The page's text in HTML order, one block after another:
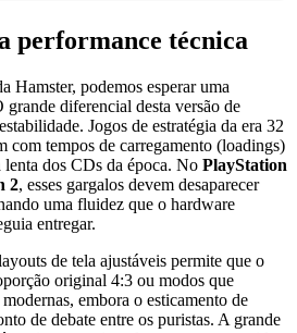
performance técnica
Hamster, podemos esperar uma
grande diferencial desta versão de
Jogos de estratégia da era 32
com tempos de carregamento (loadings)
dos CDs da época. No PlayStation
2, esses gargalos devem desaparecer
uma fluidez que o hardware
entregar.
de tela ajustáveis permite que o
original 4:3 ou modos que
embora o esticamento de
de debate entre os puristas. A grande